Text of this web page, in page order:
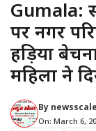
Gumala:
पर नगर
हड़िया
महिला ने
By newsscale
On: March 6,